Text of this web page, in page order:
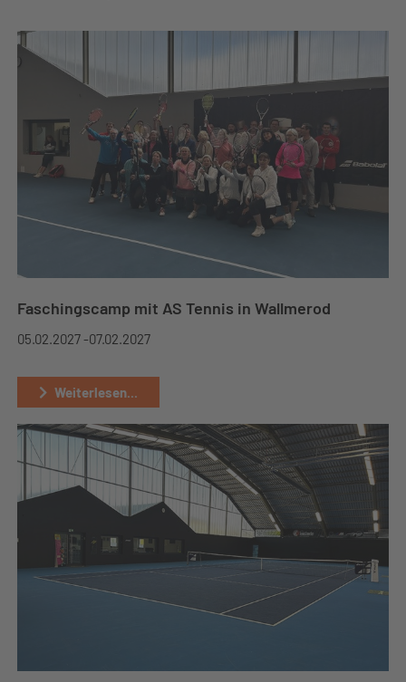
Faschingscamp mit AS Tennis in Wallmerod
05.02.2027 -07.02.2027
Weiterlesen...